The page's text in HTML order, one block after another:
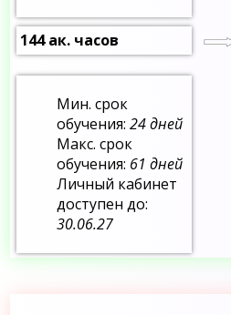
144 ак. часов
Мин. срок
обучения:24 дней
Макс. срок
обучения: 61 дней
Личный кабинет
доступен до:
30.06.27